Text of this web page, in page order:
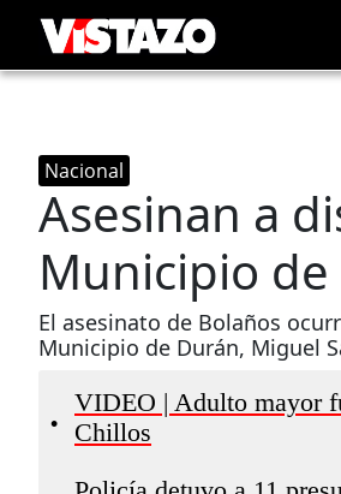
Nacional
Asesinan a
Municipio de
El asesinato de Bolaños
Municipio de Durán, Miguel
•
VIDEO | Adulto mayor
Chillos